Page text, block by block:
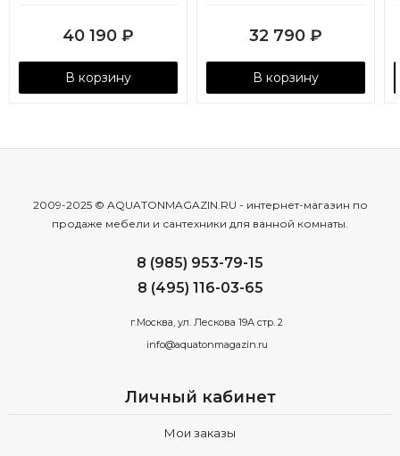
40 190 ₽
В корзину
32 790 ₽
В корзину
2009-2025 © AQUATONMAGAZIN.RU - интернет-магазин по
продаже мебели и сантехники для ванной комнаты.
8 (985) 953-79-15
8 (495) 116-03-65
г.Москва, ул. Лескова 19А стр. 2
info@aquatonmagazin.ru
Личный кабинет
Мои заказы